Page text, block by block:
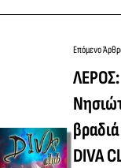
Επόμενο
ΛΕΡΟΣ:
DIVA